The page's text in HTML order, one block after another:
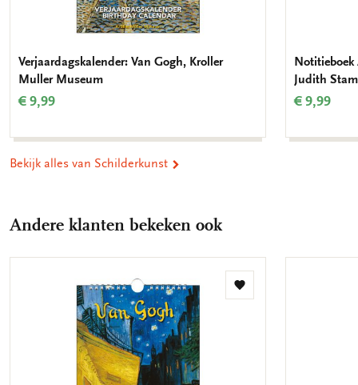
Verjaardagskalender: Van Gogh, Kroller
Muller Museum
€ 9,99
Judith Stam
€ 9,99
Bekijk alles van Schilderkunst
Andere klanten bekeken ook
Toevoegen